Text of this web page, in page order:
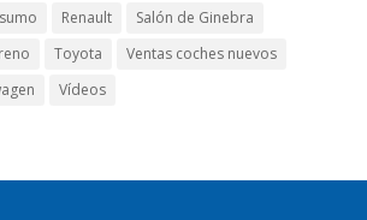
Renault
Salón de Ginebra
Toyota
Ventas coches nuevos
Vídeos